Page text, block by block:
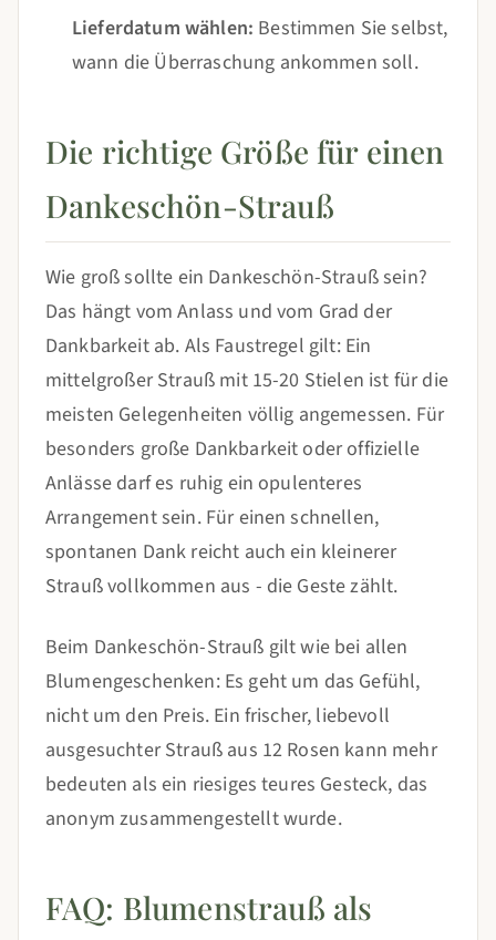
Lieferdatum wählen: Bestimmen Sie selbst,
wann die Überraschung ankommen soll.
Die richtige Größe für einen
Dankeschön-Strauß
Wie groß sollte ein Dankeschön-Strauß sein?
Das hängt vom Anlass und vom Grad der
Dankbarkeit ab. Als Faustregel gilt: Ein
mittelgroßer Strauß mit 15-20 Stielen ist für die
meisten Gelegenheiten völlig angemessen. Für
besonders große Dankbarkeit oder offizielle
Anlässe darf es ruhig ein opulenteres
Arrangement sein. Für einen schnellen,
spontanen Dank reicht auch ein kleinerer
Strauß vollkommen aus - die Geste zählt.
Beim Dankeschön-Strauß gilt wie bei allen
Blumengeschenken: Es geht um das Gefühl,
nicht um den Preis. Ein frischer, liebevoll
ausgesuchter Strauß aus 12 Rosen kann mehr
bedeuten als ein riesiges teures Gesteck, das
anonym zusammengestellt wurde.
FAQ: Blumenstrauß als